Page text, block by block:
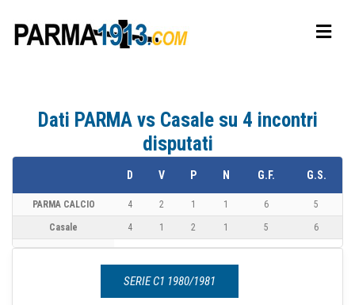
Dati PARMA vs Casale su 4 incontri
disputati
D V P N G.F. G.S.
PARMA CALCIO 4 2 1 1 6 5
Casale 4 1 2 1 5 6
SERIE C1 1980/1981